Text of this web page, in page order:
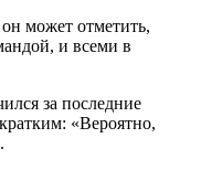
может отметить,
и всеми в
за последние
«Вероятно,